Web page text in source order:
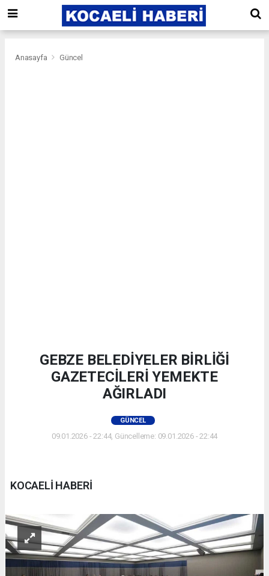
Anasayfa Güncel
GEBZE BELEDİYELER BİRLİĞİ
GAZETECİLERİ YEMEKTE
AĞIRLADI
GÜNCEL
09.01.2026 - 22:44, Güncelleme: 09.01.2026 - 22:44
KOCAELİ HABERİ